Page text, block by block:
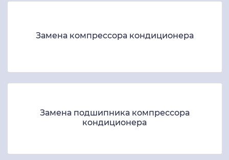
Замена компрессора кондиционера
Замена подшипника компрессора
кондиционера